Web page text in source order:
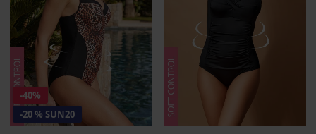
-40%
-20 % SUN20